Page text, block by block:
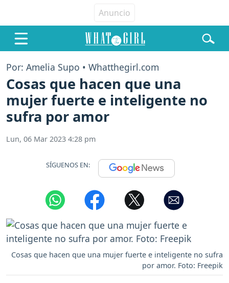
Por: Amelia Supo • Whatthegirl.com
Cosas que hacen que una
mujer fuerte e inteligente no
sufra por amor
Lun, 06 Mar 2023 4:28 pm
SÍGUENOS EN:
Cosas que hacen que una mujer fuerte e inteligente no sufra
por amor. Foto: Freepik